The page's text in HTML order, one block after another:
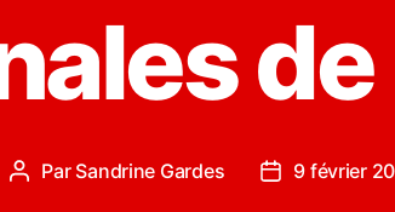
Auteur
Par Sandrine Gardes
Date9 février